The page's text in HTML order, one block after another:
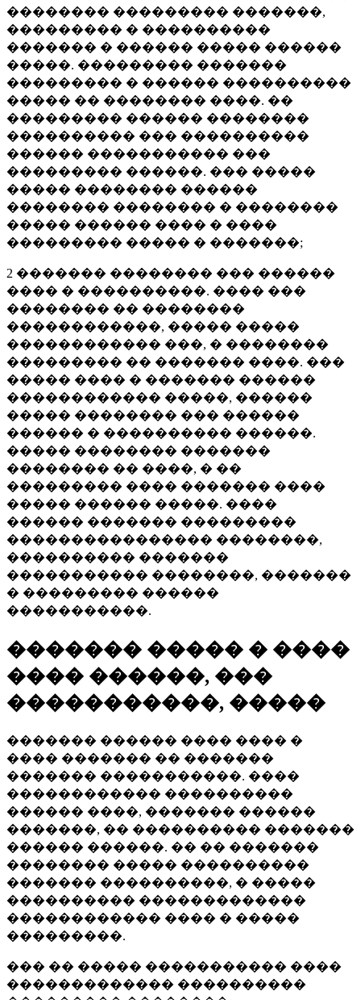
�������� ��������� �������,
��������� � ����������
������� � ������ ����� ������
�����. ��������� �������
��������� � ������ ����������
����� �� �������� ����. ��
��������� ������ ��������
���������� ��� ����������
������ ����������� ���
��������� ������. ��� �����
����� �������� ������
�������� �������� � ��������
����� ������ ���� � ����
��������� ����� � �������;
2 ������� �������� ��� ������
���� � ����������. ���� ���
�������� �� ��������
������������, ����� �����
������������ ���, � ��������
��������� �� ������� ����. ���
����� ���� � ������� ������
������������ �����, ������
����� �������� ��� ������
������ � ���������� ������.
����� �������� �������
�������� �� ����, � ��
��������� ���� ������� ����
����� ������ �����. ����
������ ������� ���������
���������������� ��������,
���������� �������
����������� ��������, �������
� ��������� ������
�����������.
������� ����� � ����
���� ������, ���
�����������, �����
������� ������ ���� ���� �
���� ������� �� �������
������� �����������. ����
������������ ����������
������ ����, ������� ������
�������, �� ���������� �������
������ ������. �� �� �������
�������� ����� ����������
������� ����������, � �����
���������� �������������
������������ ���� � �����
���������.
��� �� ����� ����������� ����
������������� ����������